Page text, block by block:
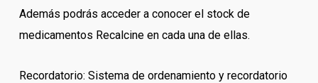
Además podrás acceder a conocer el stock de
medicamentos Recalcine en cada una de ellas.
Recordatorio: Sistema de ordenamiento y recordatorio